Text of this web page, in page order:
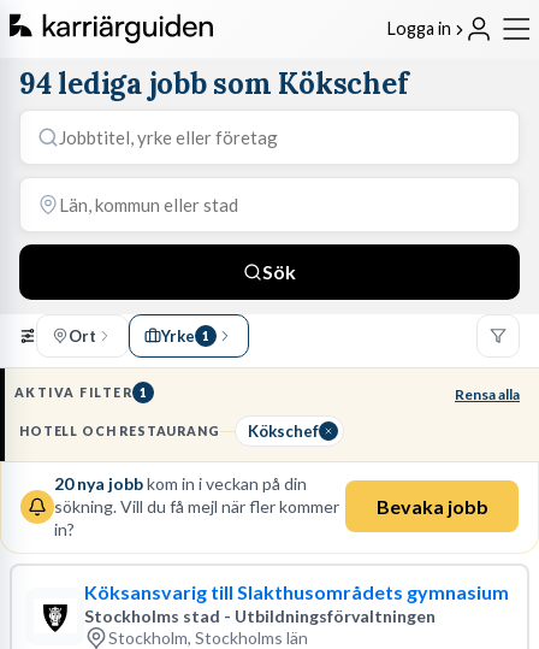
Logga in
94 lediga jobb som Kökschef
Sök
Ort Yrke 1
AKTIVA FILTER 1 Rensa alla
HOTELL OCH RESTAURANG Kökschef
20nya jobbkom in i veckan på din
sökning. Vill du få mejl när fler kommer
in?
Bevaka jobb
Köksansvarig till Slakthusområdets gymnasium
Stockholms stad - Utbildningsförvaltningen
Stockholm, Stockholms län